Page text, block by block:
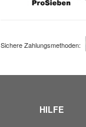
Sichere Zahlungsmethoden:
HILFE